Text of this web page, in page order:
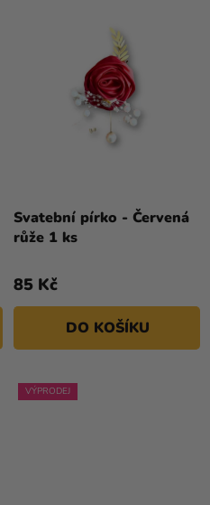
Svatební pírko - Červená
růže 1 ks
85 Kč
DO KOŠÍKU
VÝPRODEJ